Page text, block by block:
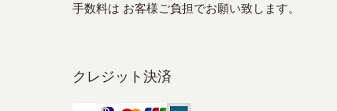
手数料は お客様ご負担でお願い致します。
クレジット決済